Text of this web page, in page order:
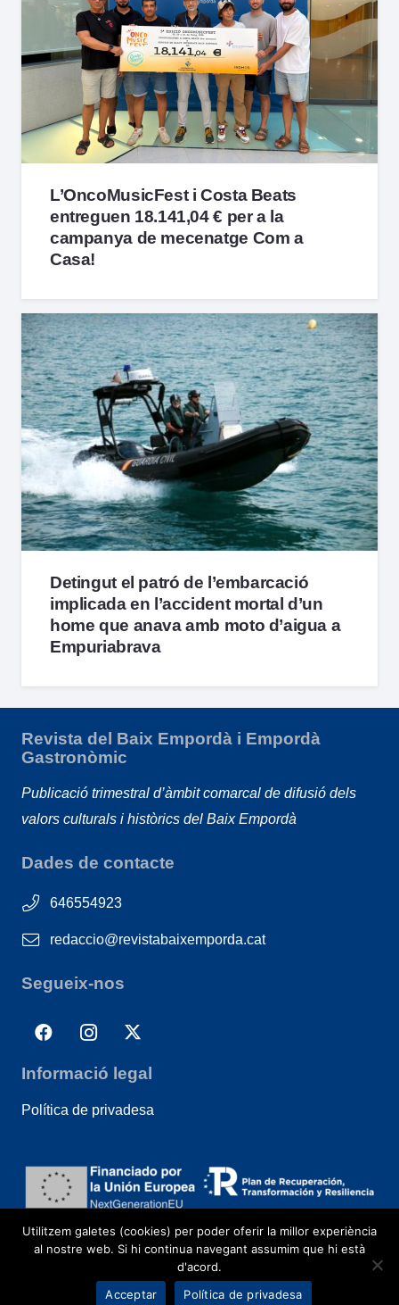
L’OncoMusicFest i Costa Beats
entreguen 18.141,04 € per a la
campanya de mecenatge Com a
Casa!
Detingut el patró de l’embarcació
implicada en l’accident mortal d’un
home que anava amb moto d’aigua a
Empuriabrava
Revista del Baix Empordà i Empordà
Gastronòmic
Publicació trimestral d’àmbit comarcal de difusió dels
valors culturals i històrics del Baix Empordà
Dades de contacte
646554923
redaccio@revistabaixemporda.cat
Segueix-nos
Informació legal
Política de privadesa
Utilitzem galetes (cookies) per poder oferir la millor experiència
al nostre web. Si hi continua navegant assumim que hi està
d'acord.
Acceptar
Política de privadesa